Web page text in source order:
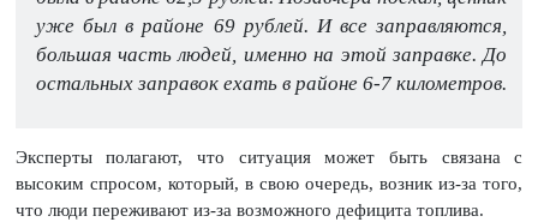
уже был в районе 69 рублей. И все заправляются,
большая часть людей, именно на этой заправке. До
остальных заправок ехать в районе 6-7 километров.
Эксперты полагают, что ситуация может быть связана с
высоким спросом, который, в свою очередь, возник из-за того,
что люди переживают из-за возможного дефицита топлива.